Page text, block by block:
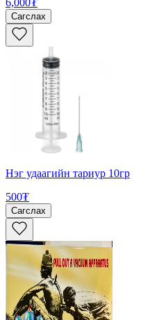
6,000₮
Сагслах
Нэг удаагийн тариур 10гр
500₮
Сагслах